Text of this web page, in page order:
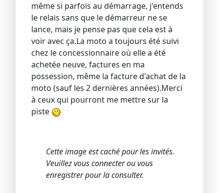
même si parfois au démarrage, j'entends
le relais sans que le démarreur ne se
lance, mais je pense pas que cela est à
voir avec ça.La moto a toujours été suivi
chez le concessionnaire où elle a été
achetée neuve, factures en ma
possession, même la facture d'achat de la
moto (sauf les 2 dernières années).Merci
à ceux qui pourront me mettre sur la
piste
Cette image est caché pour les invités.
Veuillez vous connecter ou vous
enregistrer pour la consulter.